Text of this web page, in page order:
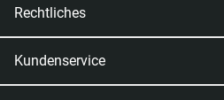
Rechtliches
Kundenservice